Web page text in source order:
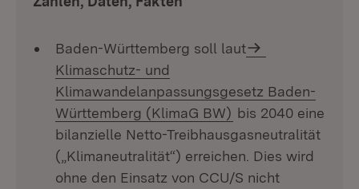
Baden-Württemberg soll laut
Klimaschutz- und
Klimawandelanpassungsgesetz Baden-
Württemberg (KlimaG BW) bis 2040 eine
bilanzielle Netto-Treibhausgasneutralität
(„Klimaneutralität“) erreichen. Dies wird
ohne den Einsatz von CCU/S nicht